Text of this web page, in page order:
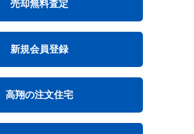
売却無料査定
新規会員登録
高翔の注文住宅